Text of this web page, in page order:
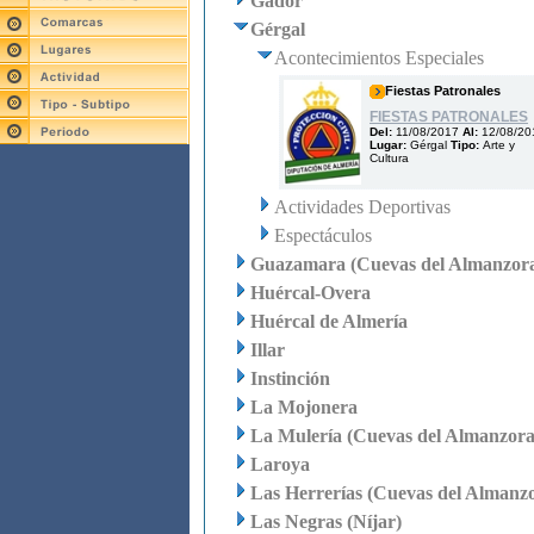
Gérgal
Acontecimientos Especiales
Fiestas Patronales
FIESTAS PATRONALES
Del: 11/08/2017 Al: 12/08/
Lugar: Gérgal Tipo: Arte y
Cultura
Actividades Deportivas
Espectáculos
Guazamara (Cuevas del
Huércal-Overa
Huércal de Almería
Illar
Instinción
La Mojonera
La Mulería (Cuevas del
Laroya
Las Herrerías (Cuevas del
Las Negras (Níjar)